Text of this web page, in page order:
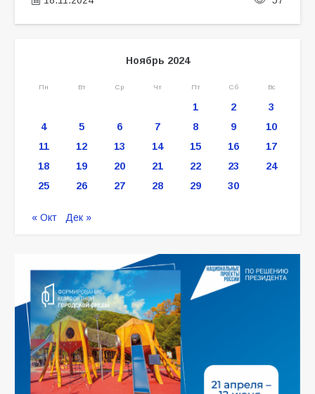
Ноябрь 2024
Пн Вт Ср Чт Пт Сб Вс
1 2
3
4
5 6 7 8 9
10
11
12 13 14 15 16
17
18
19 20 21 22 23
24
25
26 27 28 29 30
« Окт Дек »